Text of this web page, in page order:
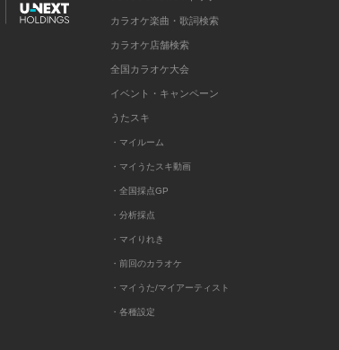
カラオケ楽曲・歌詞検索
カラオケ店舗検索
全国カラオケ大会
イベント・キャンペーン
うたスキ
・マイルーム
・マイうたスキ動画
・全国採点GP
・分析採点
・マイりれき
・前回のカラオケ
・マイうた/マイアーティスト
・各種設定